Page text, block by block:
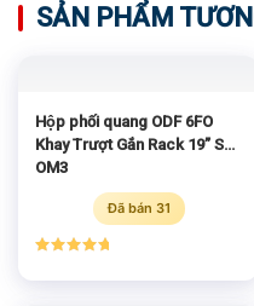
SẢN PHẨM
Hộp phối quang ODF 6FO
Khay Trượt Gắn Rack 19” SC
OM3
Đã bán 31
hạng5.00